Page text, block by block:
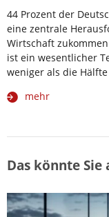
44 Prozent der
eine zentrale
Wirtschaft
ist ein wesentlicher
weniger als die
mehr
Das könnte